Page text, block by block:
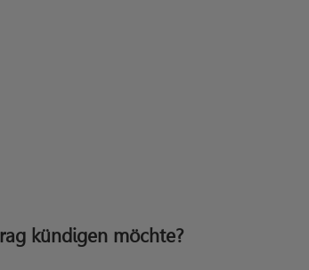
kündigen möchte?